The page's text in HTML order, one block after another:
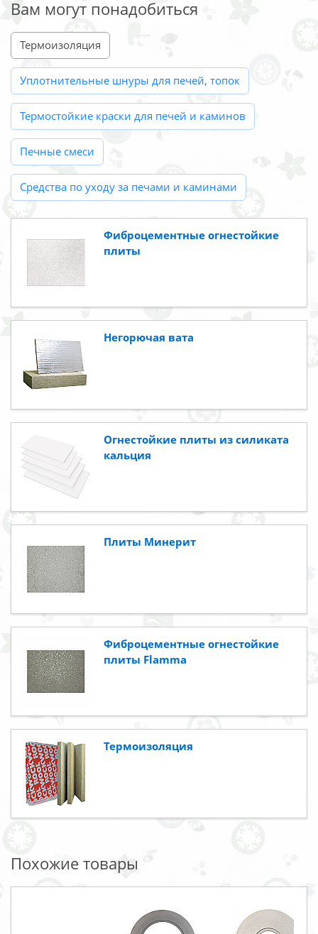
Вам могут понадобиться
Термоизоляция
Уплотнительные шнуры для печей, топок
Термостойкие краски для печей и каминов
Печные смеси
Средства по уходу за печами и каминами
Фиброцементные огнестойкие
плиты
Негорючая вата
Огнестойкие плиты из силиката
кальция
Плиты Минерит
Фиброцементные огнестойкие
плиты Flamma
Термоизоляция
Похожие товары